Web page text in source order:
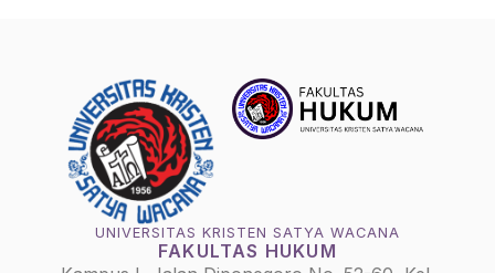
UNIVERSITAS KRISTEN SATYA WACANA
FAKULTAS HUKUM